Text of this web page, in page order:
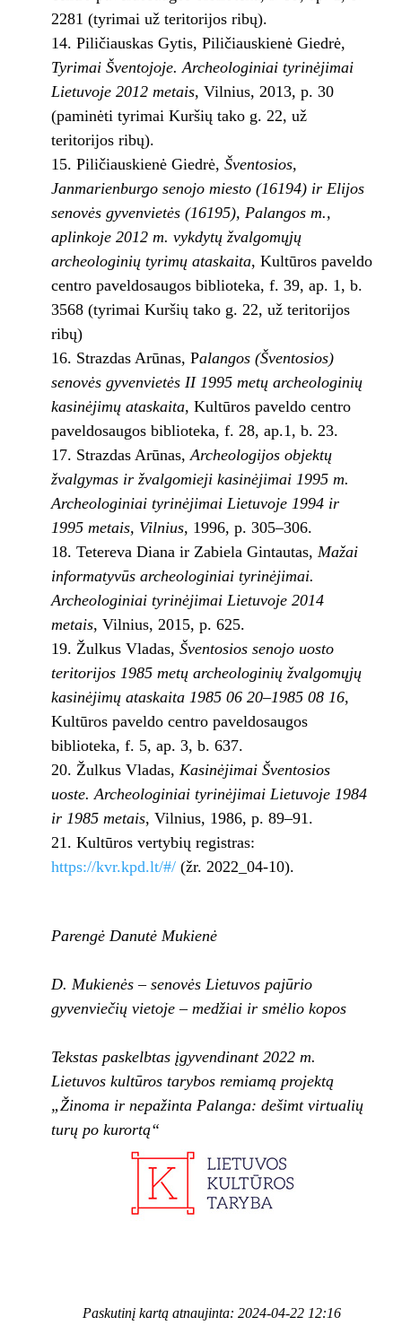
2281 (tyrimai už teritorijos ribų).
Piličiauskas Gytis, Piličiauskienė Giedrė,
Tyrimai Šventojoje. Archeologiniai tyrinėjimai
Lietuvoje 2012 metais, Vilnius, 2013, p. 30
(paminėti tyrimai Kuršių tako g. 22, už
teritorijos ribų).
Piličiauskienė Giedrė, Šventosios,
Janmarienburgo senojo miesto (16194) ir Elijos
senovės gyvenvietės (16195), Palangos m.,
aplinkoje 2012 m. vykdytų žvalgomųjų
archeologinių tyrimų ataskaita, Kultūros paveldo
centro paveldosaugos biblioteka, f. 39, ap. 1, b.
3568 (tyrimai Kuršių tako g. 22, už teritorijos
ribų)
Strazdas Arūnas, Palangos (Šventosios)
senovės gyvenvietės II 1995 metų archeologinių
kasinėjimų ataskaita, Kultūros paveldo centro
paveldosaugos biblioteka, f. 28, ap.1, b. 23.
Strazdas Arūnas,Archeologijos objektų
žvalgymas ir žvalgomieji kasinėjimai 1995 m.
Archeologiniai tyrinėjimai Lietuvoje 1994 ir
1995 metais, Vilnius, 1996, p. 305–306.
Tetereva Diana ir Zabiela Gintautas, Mažai
informatyvūs archeologiniai tyrinėjimai.
Archeologiniai tyrinėjimai Lietuvoje 2014
metais, Vilnius, 2015, p. 625.
Žulkus Vladas, Šventosios senojo uosto
teritorijos 1985 metų archeologinių žvalgomųjų
kasinėjimų ataskaita 1985 06 20–1985 08 16,
Kultūros paveldo centro paveldosaugos
biblioteka, f. 5, ap. 3, b. 637.
Žulkus Vladas, Kasinėjimai Šventosios
uoste. Archeologiniai tyrinėjimai Lietuvoje 1984
ir 1985 metais, Vilnius, 1986, p. 89–91.
Kultūros vertybių registras:
https://kvr.kpd.lt/#/(žr. 2022_04-10).
Parengė Danutė Mukienė
D. Mukienės – senovės Lietuvos pajūrio
gyvenviečių vietoje – medžiai ir smėlio kopos
Tekstas paskelbtas įgyvendinant 2022 m.
Lietuvos kultūros tarybos remiamą projektą
„Žinoma ir nepažinta Palanga: dešimt virtualių
turų po kurortą“
Paskutinį kartą atnaujinta: 2024-04-22 12:16